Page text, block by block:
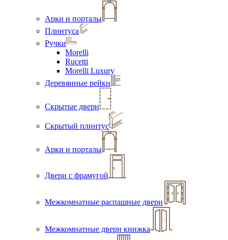
Арки и порталы
Плинтуса
Ручки
Morelli
Rucetti
Morelli Luxury
Деревянные рейки
Скрытые двери
Скрытый плинтус
Арки и порталы
Двери с фрамугой
Межкомнатные распашные двери
Межкомнатные двери книжка